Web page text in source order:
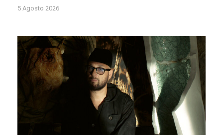
5 Agosto 2026